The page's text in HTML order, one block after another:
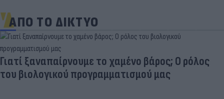
ΑΠΟ ΤΟ ΔΙΚΤΥΟ